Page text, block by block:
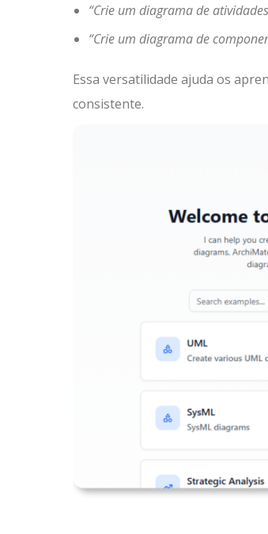
“Crie um diagrama de
“Crie um diagrama de
Essa versatilidade ajuda os
consistente.